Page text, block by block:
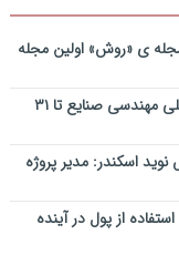
مدیریت و اقتصاد در
دارایی های
کنیم؟ برنامه چه باید
تقوی در خصوص
/ کنفرانس
ی «روش» اولین مجله
مهلت ارسال مقالات هجدهمین کنفرانس بین المللی مهندسی صنایع تا ۳۱
اسکندر: مدیر پروژه
از پول در آینده